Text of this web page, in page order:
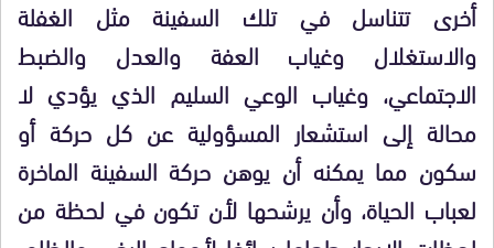
أخرى تتناسل في تلك السفينة مثل الغفلة
والاستغلال وغياب العفة والعدل والضبط
الاجتماعي، وغياب الوعي السليم الذي يؤدي لا
محالة إلى استشعار المسؤولية عن كل حركة أو
سكون مما يمكنه أن يوهن حركة السفينة الماخرة
لعباب الحياة، وأن يرشحها لأن تكون في لحظة من